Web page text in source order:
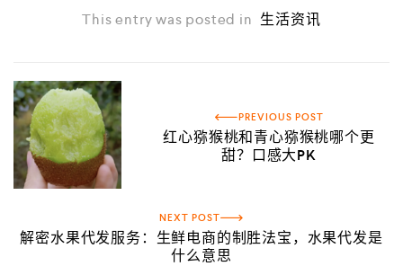
This entry was posted in 生活资讯
PREVIOUS POST
红心猕猴桃和青心猕猴桃哪个更
甜？口感大PK
NEXT POST
解密水果代发服务：生鲜电商的制胜法宝，水果代发是
什么意思